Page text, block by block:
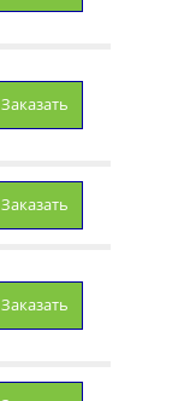
Заказать
Заказать
Заказать